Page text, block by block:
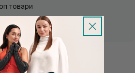
товари
косметологів